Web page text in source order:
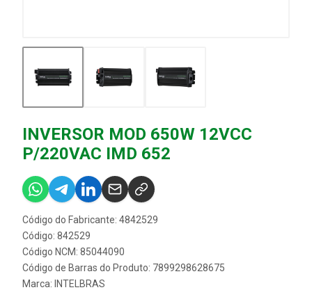
INVERSOR MOD 650W 12VCC
P/220VAC IMD 652
Código do Fabricante: 4842529
Código: 842529
Código NCM: 85044090
Código de Barras do Produto: 7899298628675
Marca: INTELBRAS